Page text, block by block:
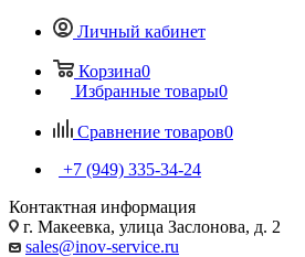
Личный кабинет
Корзина0
Избранные товары0
Сравнение товаров0
+7 (949) 335-34-24
Контактная информация
г. Макеевка, улица Заслонова, д. 2
sales@inov-service.ru